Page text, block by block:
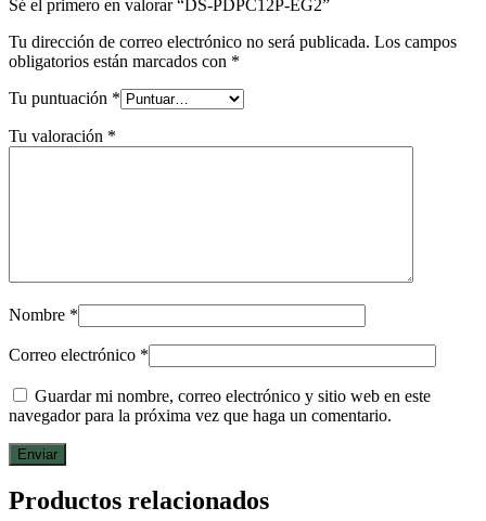
Sé el primero en valorar “DS-PDPC12P-EG2”
Tu dirección de correo electrónico no será publicada. Los campos
obligatorios están marcados con *
Tu puntuación *
Tu valoración *
Nombre *
Correo electrónico *
Guardar mi nombre, correo electrónico y sitio web en este
navegador para la próxima vez que haga un comentario.
Productos relacionados